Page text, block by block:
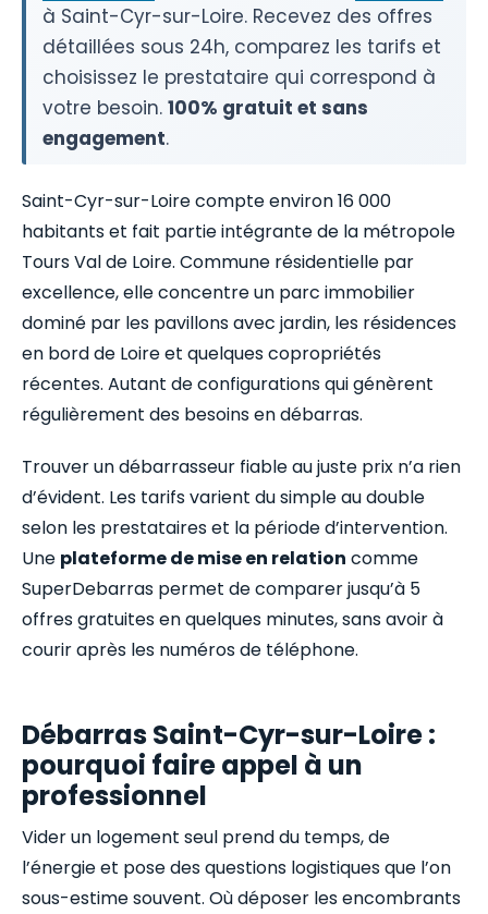
à Saint-Cyr-sur-Loire. Recevez des offres
détaillées sous 24h, comparez les tarifs et
choisissez le prestataire qui correspond à
votre besoin. 100% gratuit et sans
engagement.
Saint-Cyr-sur-Loire compte environ 16 000
habitants et fait partie intégrante de la métropole
Tours Val de Loire. Commune résidentielle par
excellence, elle concentre un parc immobilier
dominé par les pavillons avec jardin, les résidences
en bord de Loire et quelques copropriétés
récentes. Autant de configurations qui génèrent
régulièrement des besoins en débarras.
Trouver un débarrasseur fiable au juste prix n’a rien
d’évident. Les tarifs varient du simple au double
selon les prestataires et la période d’intervention.
Une plateforme de mise en relation comme
SuperDebarras permet de comparer jusqu’à 5
offres gratuites en quelques minutes, sans avoir à
courir après les numéros de téléphone.
Débarras Saint-Cyr-sur-Loire :
pourquoi faire appel à un
professionnel
Vider un logement seul prend du temps, de
l’énergie et pose des questions logistiques que l’on
sous-estime souvent. Où déposer les encombrants